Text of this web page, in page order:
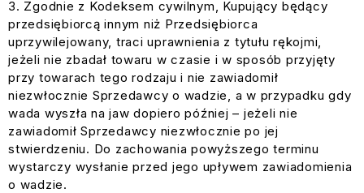
Zgodnie z Kodeksem cywilnym, Kupujący będący
przedsiębiorcą innym niż Przedsiębiorca
uprzywilejowany, traci uprawnienia z tytułu rękojmi,
jeżeli nie zbadał towaru w czasie i w sposób przyjęty
przy towarach tego rodzaju i nie zawiadomił
niezwłocznie Sprzedawcy o wadzie, a w przypadku gdy
wada wyszła na jaw dopiero później – jeżeli nie
zawiadomił Sprzedawcy niezwłocznie po jej
stwierdzeniu. Do zachowania powyższego terminu
wystarczy wysłanie przed jego upływem zawiadomienia
o wadzie.